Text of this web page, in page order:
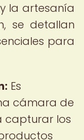
la artesanía
se detallan
para
Es
cámara de
capturar los